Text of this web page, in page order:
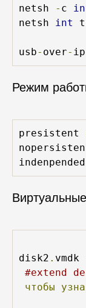
netsh
- c
netsh
int
usb- over-
Режим
presistent
indenpended
disk2 . vmdk
#extend
чтобы